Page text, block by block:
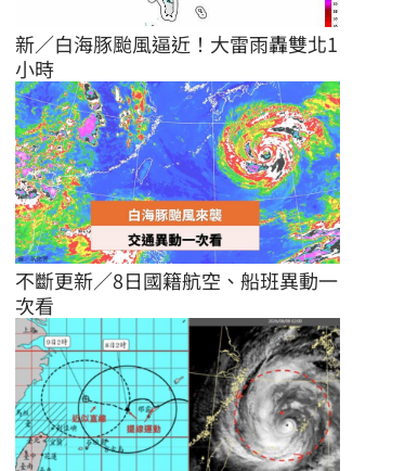
新／白海豚颱風逼近！大雷雨轟雙北1
小時
不斷更新／8日國籍航空、船班異動一
次看